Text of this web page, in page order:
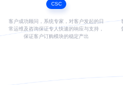
CSC
客户成功顾问，系统专家，对客户发起的日
常运维及咨询保证专人快速的响应与支持，
保证客户订购模块的稳定产出